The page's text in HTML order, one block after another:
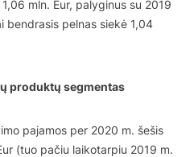
mln. Eur, palyginus su 2019
bendrasis pelnas siekė 1,04
produktų segmentas
pajamos per 2020 m. šešis
(tuo pačiu laikotarpiu 2019 m.